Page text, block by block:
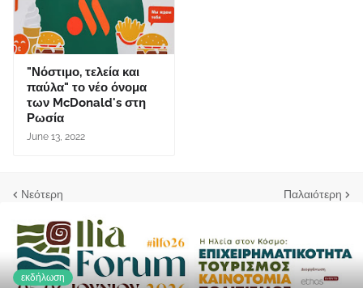
"Νόστιμο, τελεία και
παύλα" το νέο όνομα
των McDonald's στη
Ρωσία
June 13, 2022
Νεότερη Παλαιότερη
εκδήλωση